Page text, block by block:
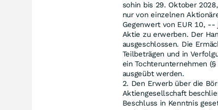
sohin bis 29. Oktober
nur von einzelnen
Gegenwert von EUR 10,
Aktie zu erwerben. Der
ausgeschlossen. Die
Teilbeträgen und in
ein Tochterunternehmen
ausgeübt werden.
Den Erwerb über die
Aktiengesellschaft
Beschluss in Kenntnis